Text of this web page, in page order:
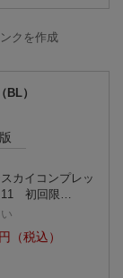
クを作成
）
カイコンプレッ
初回限…
（税込）